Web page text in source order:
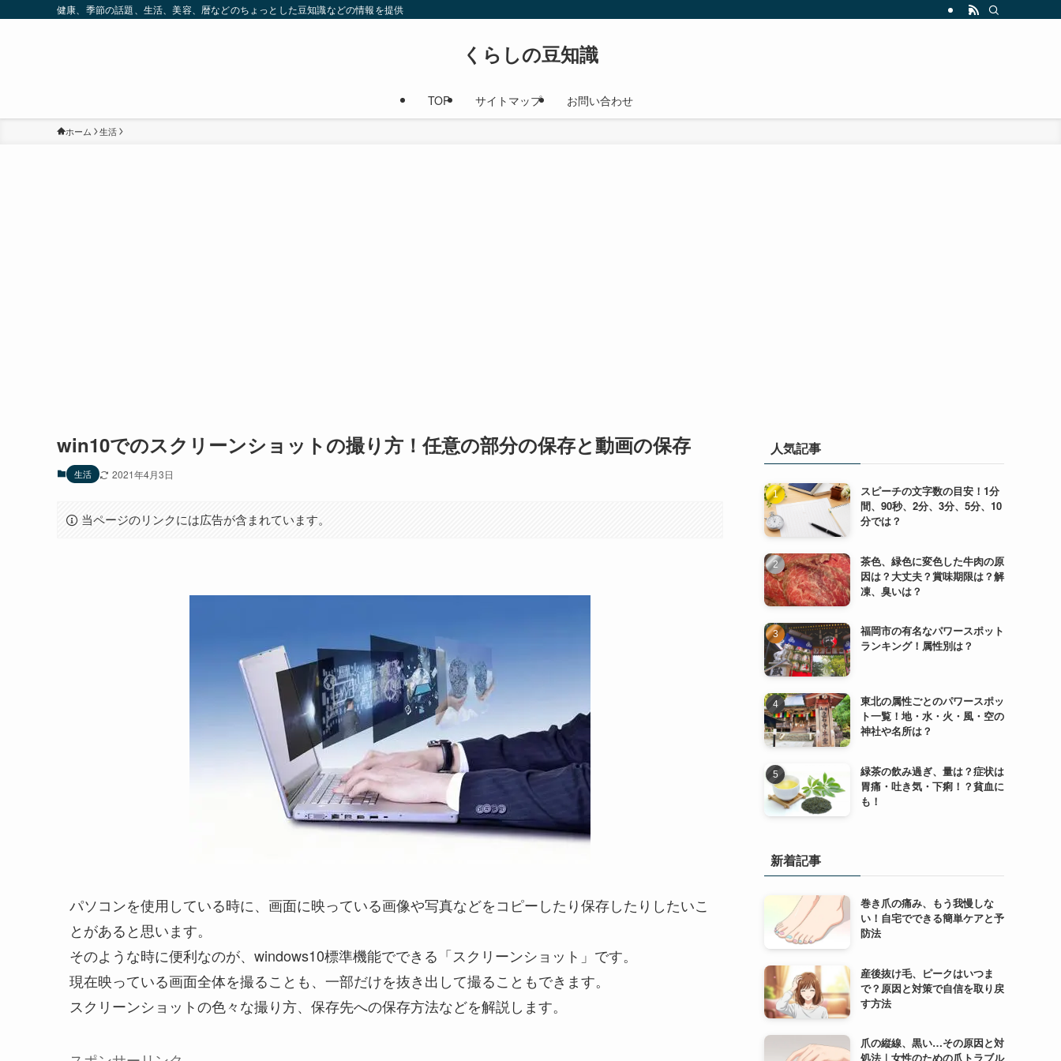
健康、季節の話題、生活、美容、暦などのちょっとした豆知識などの情報を提供
くらしの豆知識
TOP サイトマップ お問い合わせ
ホーム 生活
win10でのスクリーンショットの撮り方！任意の部分の保存と動画の保存
生活 2021年4月3日
当ページのリンクには広告が含まれています。
パソコンを使用している時に、画面に映っている画像や写真などをコピーしたり保存したりしたいこ
とがあると思います。
そのような時に便利なのが、windows10標準機能でできる「スクリーンショット」です。
現在映っている画面全体を撮ることも、一部だけを抜き出して撮ることもできます。
スクリーンショットの色々な撮り方、保存先への保存方法などを解説します。
人気記事
スピーチの文字数の目安！1分
間、90秒、2分、3分、5分、10
分では？
茶色、緑色に変色した牛肉の原
因は？大丈夫？賞味期限は？解
凍、臭いは？
福岡市の有名なパワースポット
ランキング！属性別は？
東北の属性ごとのパワースポッ
ト一覧！地・水・火・風・空の
神社や名所は？
緑茶の飲み過ぎ、量は？症状は
胃痛・吐き気・下痢！？貧血に
も！
新着記事
巻き爪の痛み、もう我慢しな
い！自宅でできる簡単ケアと予
防法
産後抜け毛、ピークはいつま
で？原因と対策で自信を取り戻
す方法
爪の縦線、黒い…その原因と対
処法｜女性のための爪トラブル